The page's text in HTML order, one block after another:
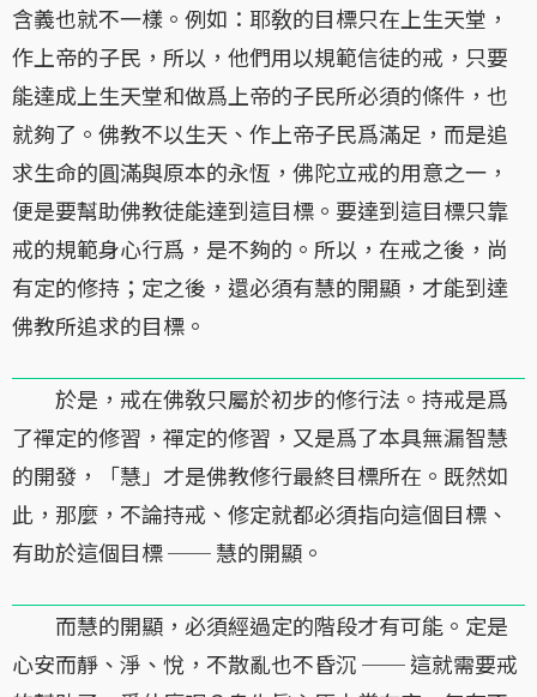
含義也就不一樣。例如：耶敎的目標只在上生天堂，
作上帝的子民，所以，他們用以規範信徒的戒，只要
能達成上生天堂和做爲上帝的子民所必須的條件，也
就夠了。佛教不以生天、作上帝子民爲滿足，而是追
求生命的圓滿與原本的永恆，佛陀立戒的用意之一，
便是要幫助佛教徒能達到這目標。要達到這目標只靠
戒的規範身心行爲，是不夠的。所以，在戒之後，尚
有定的修持；定之後，還必須有慧的開顯，才能到達
佛教所追求的目標。
於是，戒在佛敎只屬於初步的修行法。持戒是爲
了禪定的修習，禪定的修習，又是爲了本具無漏智慧
的開發，「慧」才是佛教修行最終目標所在。既然如
此，那麼，不論持戒、修定就都必須指向這個目標、
有助於這個目標 ── 慧的開顯。
而慧的開顯，必須經過定的階段才有可能。定是
心安而靜、淨、悅，不散亂也不昏沉 ── 這就需要戒